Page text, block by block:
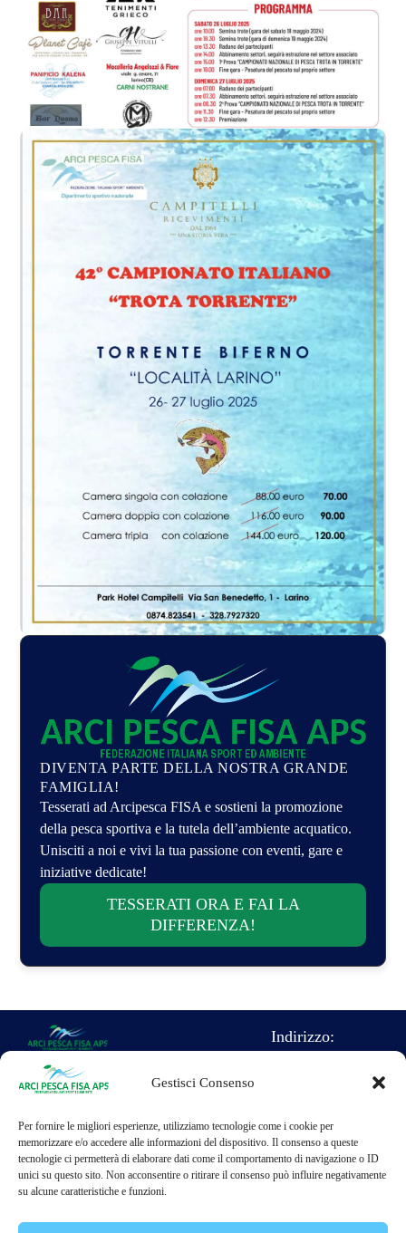
Gestisci Consenso
Per fornire le migliori esperienze, utilizziamo tecnologie come i cookie per
memorizzare e/o accedere alle informazioni del dispositivo. Il consenso a queste
tecnologie ci permetterà di elaborare dati come il comportamento di navigazione o ID
unici su questo sito. Non acconsentire o ritirare il consenso può influire negativamente
su alcune caratteristiche e funzioni.
DIVENTA PARTE DELLA NOSTRA GRANDE
FAMIGLIA!
Tesserati ad Arcipesca FISA e sostieni la promozione
della pesca sportiva e la tutela dell’ambiente acquatico.
Unisciti a noi e vivi la tua passione con eventi, gare e
iniziative dedicate!
TESSERATI ORA E FAI LA
DIFFERENZA!
Indirizzo:
Nazionale Arci
c/o sede nazionale
dell'ARCI Caccia
Franchellucci